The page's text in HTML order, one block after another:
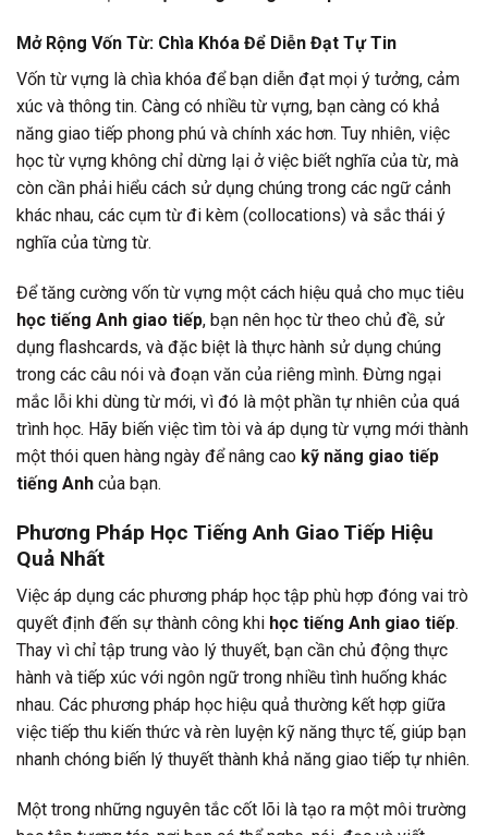
Mở Rộng Vốn Từ: Chìa Khóa Để Diễn Đạt Tự Tin
Vốn từ vựng là chìa khóa để bạn diễn đạt mọi ý tưởng, cảm
xúc và thông tin. Càng có nhiều từ vựng, bạn càng có khả
năng giao tiếp phong phú và chính xác hơn. Tuy nhiên, việc
học từ vựng không chỉ dừng lại ở việc biết nghĩa của từ, mà
còn cần phải hiểu cách sử dụng chúng trong các ngữ cảnh
khác nhau, các cụm từ đi kèm (collocations) và sắc thái ý
nghĩa của từng từ.
Để tăng cường vốn từ vựng một cách hiệu quả cho mục tiêu
học tiếng Anh giao tiếp, bạn nên học từ theo chủ đề, sử
dụng flashcards, và đặc biệt là thực hành sử dụng chúng
trong các câu nói và đoạn văn của riêng mình. Đừng ngại
mắc lỗi khi dùng từ mới, vì đó là một phần tự nhiên của quá
trình học. Hãy biến việc tìm tòi và áp dụng từ vựng mới thành
một thói quen hàng ngày để nâng cao kỹ năng giao tiếp
tiếng Anh của bạn.
Phương Pháp Học Tiếng Anh Giao Tiếp Hiệu
Quả Nhất
Việc áp dụng các phương pháp học tập phù hợp đóng vai trò
quyết định đến sự thành công khi học tiếng Anh giao tiếp.
Thay vì chỉ tập trung vào lý thuyết, bạn cần chủ động thực
hành và tiếp xúc với ngôn ngữ trong nhiều tình huống khác
nhau. Các phương pháp học hiệu quả thường kết hợp giữa
việc tiếp thu kiến thức và rèn luyện kỹ năng thực tế, giúp bạn
nhanh chóng biến lý thuyết thành khả năng giao tiếp tự nhiên.
Một trong những nguyên tắc cốt lõi là tạo ra một môi trường